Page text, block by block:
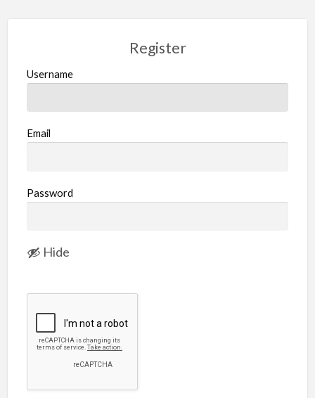
Register
Username
Email
Password
Hide